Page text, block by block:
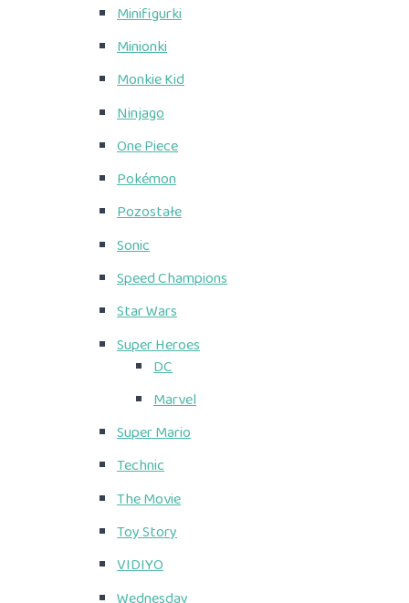
Minifigurki
Minionki
Monkie Kid
Ninjago
One Piece
Pokémon
Pozostałe
Sonic
Speed Champions
Star Wars
Super Heroes
DC
Marvel
Super Mario
Technic
The Movie
Toy Story
VIDIYO